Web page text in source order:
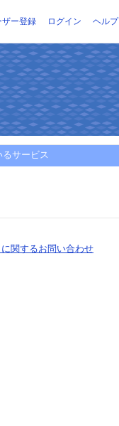
ザー登録 ログイン ヘルプ
サービス
関するお問い合わせ